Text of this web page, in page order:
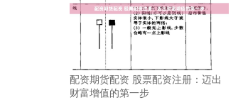
配资期货配资 股票配资注册：迈出
财富增值的第一步